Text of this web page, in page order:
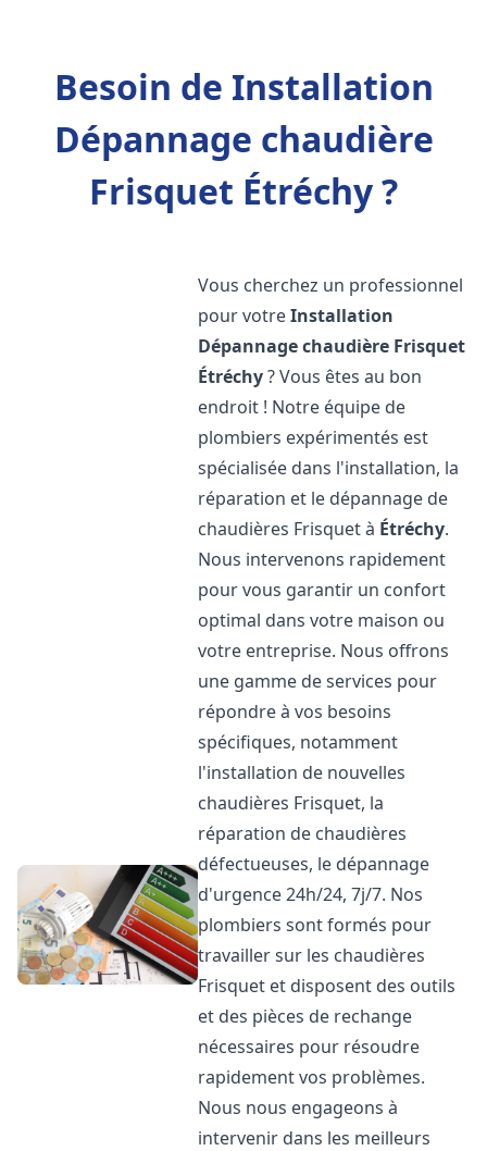
Besoin de Installation
Dépannage chaudière
Frisquet Étréchy ?
Vous cherchez un professionnel
pour votreInstallation
Dépannage chaudière Frisquet
Étréchy? Vous êtes au bon
endroit ! Notre équipe de
plombiers expérimentés est
spécialisée dans l'installation, la
réparation et le dépannage de
chaudières Frisquet à Étréchy.
Nous intervenons rapidement
pour vous garantir un confort
optimal dans votre maison ou
votre entreprise. Nous offrons
une gamme de services pour
répondre à vos besoins
spécifiques, notamment
l'installation de nouvelles
chaudières Frisquet, la
réparation de chaudières
défectueuses, le dépannage
d'urgence 24h/24, 7j/7. Nos
plombiers sont formés pour
travailler sur les chaudières
Frisquet et disposent des outils
et des pièces de rechange
nécessaires pour résoudre
rapidement vos problèmes.
Nous nous engageons à
intervenir dans les meilleurs